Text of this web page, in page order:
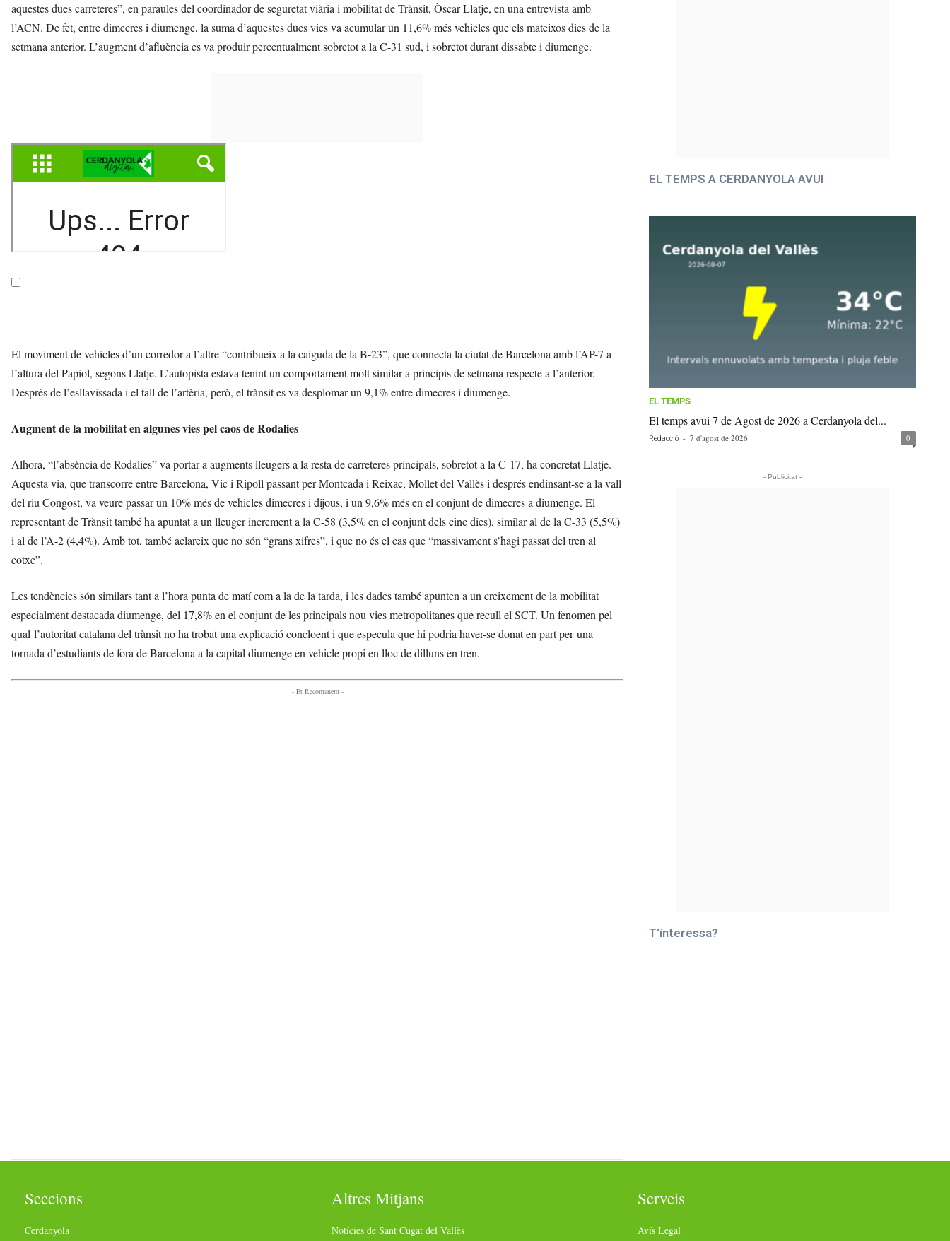
aquestes dues carreteres”, en paraules del coordinador de seguretat viària i mobilitat de Trànsit, Òscar Llatje, en una entrevista amb
l’ACN. De fet, entre dimecres i diumenge, la suma d’aquestes dues vies va acumular un 11,6% més vehicles que els mateixos dies de la
setmana anterior. L’augment d’afluència es va produir percentualment sobretot a la C-31 sud, i sobretot durant dissabte i diumenge.
El moviment de vehicles d’un corredor a l’altre “contribueix a la caiguda de la B-23”, que connecta la ciutat de Barcelona amb l’AP-7 a
l’altura del Papiol, segons Llatje. L’autopista estava tenint un comportament molt similar a principis de setmana respecte a l’anterior.
Després de l’esllavissada i el tall de l’artèria, però, el trànsit es va desplomar un 9,1% entre dimecres i diumenge.
Augment de la mobilitat en algunes vies pel caos de Rodalies
Alhora, “l’absència de Rodalies” va portar a augments lleugers a la resta de carreteres principals, sobretot a la C-17, ha concretat Llatje.
Aquesta via, que transcorre entre Barcelona, Vic i Ripoll passant per Montcada i Reixac, Mollet del Vallès i després endinsant-se a la vall
del riu Congost, va veure passar un 10% més de vehicles dimecres i dijous, i un 9,6% més en el conjunt de dimecres a diumenge. El
representant de Trànsit també ha apuntat a un lleuger increment a la C-58 (3,5% en el conjunt dels cinc dies), similar al de la C-33 (5,5%)
i al de l’A-2 (4,4%). Amb tot, també aclareix que no són “grans xifres”, i que no és el cas que “massivament s’hagi passat del tren al
cotxe”.
Les tendències són similars tant a l’hora punta de matí com a la de la tarda, i les dades també apunten a un creixement de la mobilitat
especialment destacada diumenge, del 17,8% en el conjunt de les principals nou vies metropolitanes que recull el SCT. Un fenomen pel
qual l’autoritat catalana del trànsit no ha trobat una explicació concloent i que especula que hi podria haver-se donat en part per una
tornada d’estudiants de fora de Barcelona a la capital diumenge en vehicle propi en lloc de dilluns en tren.
- Et Recomanem -
EL TEMPS A CERDANYOLA AVUI
EL TEMPS
El temps avui 7 de Agost de 2026 a Cerdanyola del...
Redacció - 7 d'agost de 2026 0
- Publicitat -
T’interessa?
Seccions
Cerdanyola
Altres Mitjans
Notícies de Sant Cugat del Vallès
Serveis
Avís Legal